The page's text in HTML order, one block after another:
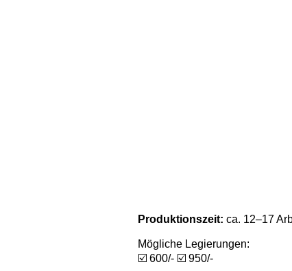
Produktionszeit: ca. 12–17
Mögliche Legierungen:
☑️ 600/- ☑️ 950/-